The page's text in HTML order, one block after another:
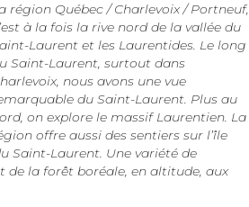
région Québec / Charlevoix / Portneuf,
à la fois la rive nord de la vallée du
Laurent et les Laurentides. Le long
Saint-Laurent, surtout dans
nous avons une vue
du Saint-Laurent. Plus au
on explore le massif Laurentien. La
offre aussi des sentiers sur l’île
Saint-Laurent. Une variété de
de la forêt boréale, en altitude, aux